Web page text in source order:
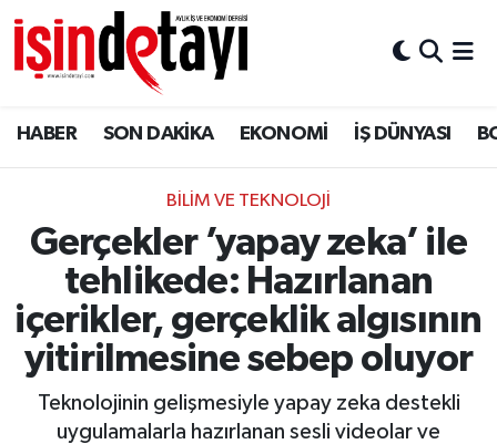
HABER SON DAKİKA EKONOMİ İŞ DÜNYASI
BILIM VE TEKNOLOJI
Gerçekler ’yapay zeka’ ile
tehlikede: Hazırlanan
içerikler, gerçeklik algısının
yitirilmesine sebep oluyor
Teknolojinin gelişmesiyle yapay zeka destekli
uygulamalarla hazırlanan sesli videolar ve
DÜNYA
Eğitim
ENERJİ HABERİ
GAYRİMENKUL
HABER
LOJİSTİK
Nöbetçi Eczaneler
Hava Durumu
İstanbul Namaz Vakitleri
Trafik Durumu
Süper Lig Puan Durumu ve Fikstür
Tüm Manşetler
Son Dakika Haberleri